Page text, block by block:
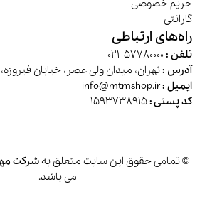
حریم خصوصی
گارانتی
راه‌های ارتباطی
تلفن :
آدرس :تهران، میدان ولی عصر، خیابان فیروزه، پلاک 19،
ایمیل :
کد پستی :
© تمامی حقوق این سایت متعلق به شرکت
می باشد.